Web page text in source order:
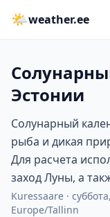
🌤weather.ee
Эстонии
Солунарный
рыба и дикая
Для расчета
заход Луны, а
Kuressaare ·
Europe/Tallinn